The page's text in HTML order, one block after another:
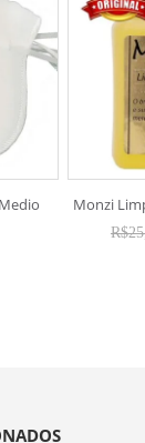
Monzi
R$